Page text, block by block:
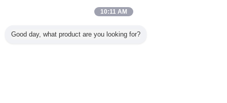
Tất cả sản phẩm
10:11 AM
Good day, what product are you looking for?